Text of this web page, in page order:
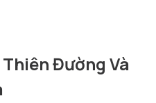
Đường Và